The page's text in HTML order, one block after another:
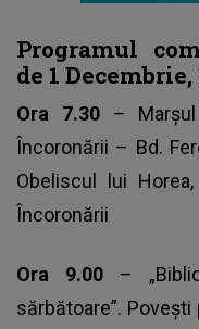
Programul
de 1
Ora 7.30 –
Încoronării – Bd.
Obeliscul lui
Încoronării
Ora 9.00 –
sărbătoare”.